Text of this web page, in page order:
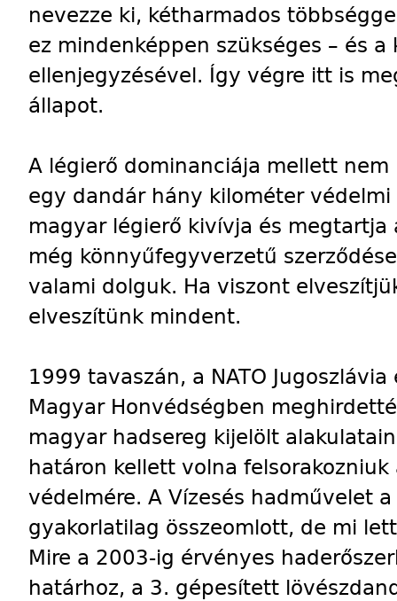
nevezze ki, kétharmados
ez mindenképpen szükséges – és a
ellenjegyzésével. Így végre itt is
állapot.
A légierő dominanciája mellett
egy dandár hány kilométer
magyar légierő kivívja és
még könnyűfegyverzetű
valami dolguk. Ha viszont
elveszítünk mindent.
1999 tavaszán, a NATO
Magyar Honvédségben
magyar hadsereg kijelölt
határon kellett volna felsorakozniuk
védelmére. A Vízesés hadművelet
gyakorlatilag összeomlott, de mi
Mire a 2003-ig érvényes
határhoz, a 3. gépesített